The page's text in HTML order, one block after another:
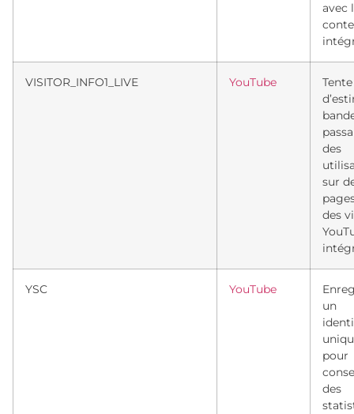
avec
VISITOR_INFO1_LIVE YouTube
Tente
des
sur
des
YSC YouTube
un
pour
des